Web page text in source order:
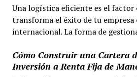
Una logística eficiente es el factor
transforma el éxito de tu empresa
internacional. La forma de
Cómo Construir una Cartera
Inversión a Renta Fija de